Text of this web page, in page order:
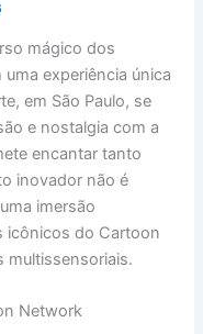
mágico dos
experiência única
em São Paulo, se
e nostalgia com a
encantar tanto
inovador não é
imersão
icônicos do Cartoon
multissensoriais.
Network